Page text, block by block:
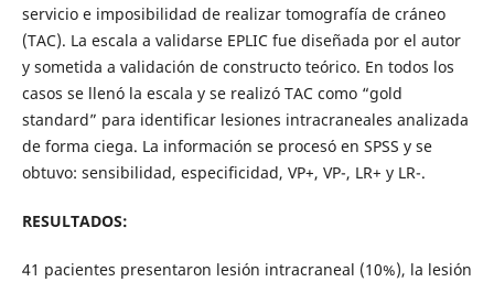
servicio e imposibilidad de realizar tomografía de cráneo
(TAC). La escala a validarse EPLIC fue diseñada por el autor
y sometida a validación de constructo teórico. En todos los
casos se llenó la escala y se realizó TAC como “gold
standard” para identificar lesiones intracraneales analizada
de forma ciega. La información se procesó en SPSS y se
obtuvo: sensibilidad, especificidad, VP+, VP-, LR+ y LR-.
RESULTADOS:
41 pacientes presentaron lesión intracraneal (10%), la lesión